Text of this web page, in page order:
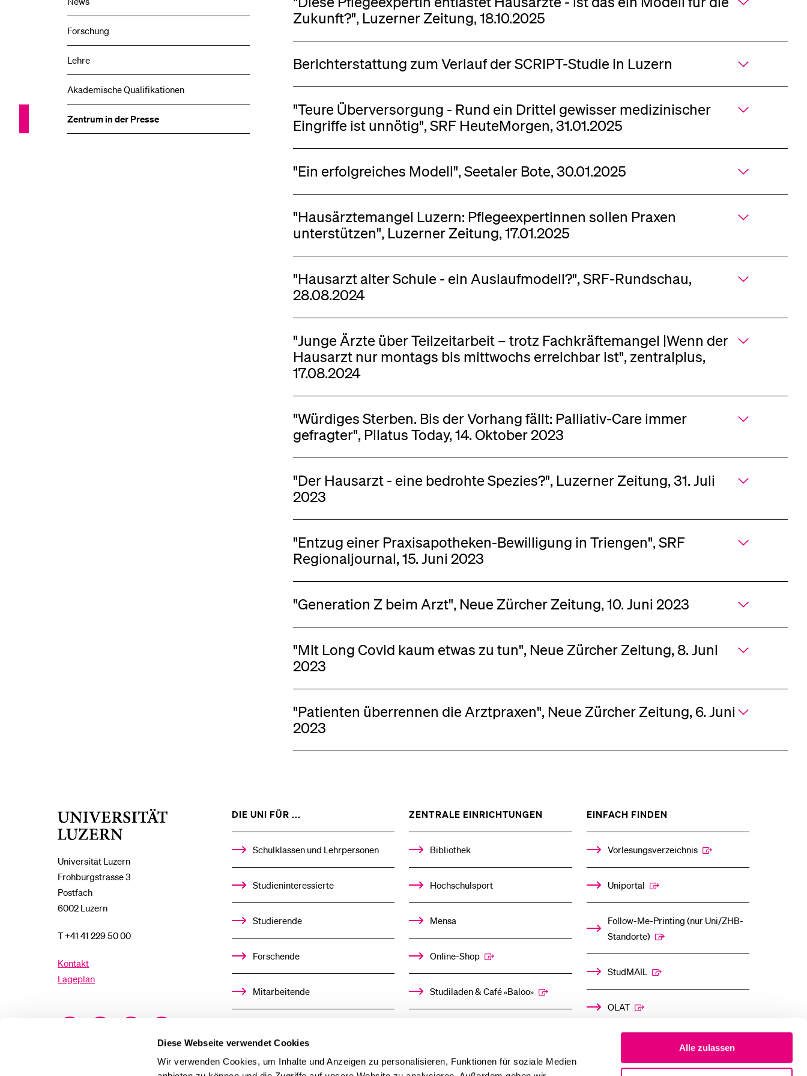
Diese Webseite verwendet Cookies
Wir verwenden Cookies, um Inhalte und Anzeigen zu personalisieren, Funktionen für soziale Medien
Alle zulassen
Forschung
Lehre
Akademische Qualifikationen
Zentrum in der Presse
Zukunft?", Luzerner Zeitung, 18.10.2025
Berichterstattung zum Verlauf der SCRIPT-Studie in Luzern
"Teure Überversorgung - Rund ein Drittel gewisser medizinischer
Eingriffe ist unnötig", SRF HeuteMorgen, 31.01.2025
"Ein erfolgreiches Modell", Seetaler Bote, 30.01.2025
"Hausärztemangel Luzern: Pflegeexpertinnen sollen Praxen
unterstützen", Luzerner Zeitung, 17.01.2025
"Hausarzt alter Schule - ein Auslaufmodell?", SRF-Rundschau,
28.08.2024
"Junge Ärzte über Teilzeitarbeit – trotz Fachkräftemangel |Wenn der
Hausarzt nur montags bis mittwochs erreichbar ist", zentralplus,
17.08.2024
"Würdiges Sterben. Bis der Vorhang fällt: Palliativ-Care immer
gefragter", Pilatus Today, 14. Oktober 2023
"Der Hausarzt - eine bedrohte Spezies?", Luzerner Zeitung, 31. Juli
2023
"Entzug einer Praxisapotheken-Bewilligung in Triengen", SRF
Regionaljournal, 15. Juni 2023
"Generation Z beim Arzt", Neue Zürcher Zeitung, 10. Juni 2023
"Mit Long Covid kaum etwas zu tun", Neue Zürcher Zeitung, 8. Juni
2023
"Patienten überrennen die Arztpraxen", Neue Zürcher Zeitung, 6. Juni
2023
Universität Luzern
Frohburgstrasse 3
Postfach
6002 Luzern
T +41 41 229 50 00
Kontakt
Lageplan
DIE UNI FÜR ...
%1$S
UNTERMENÜ
Schulklassen und Lehrpersonen
Studieninteressierte
Studierende
Forschende
Mitarbeitende
Stellensuchende
ZENTRALE EINRICHTUNGEN
%1$S
UNTERMENÜ
Bibliothek
Hochschulsport
Mensa
Online-Shop
Studiladen & Café «Baloo»
EINFACH FINDEN
%1$S
UNTERMENÜ
Vorlesungsverzeichnis
Uniportal
Follow-Me-Printing­ ­(nur Uni/ZHB-
Standorte)
StudMAIL
OLAT
Mitarbeitende
Alumni
Stellensuchende
Förderer
Medien
Anmeldung und Zulassung